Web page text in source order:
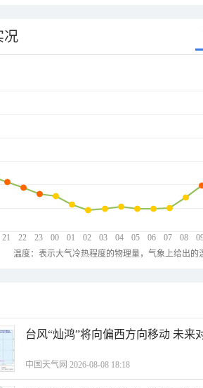
况
21 22 23 00 01 02 03 04 05 06 07 08
温度：表示大气冷热程度的物理量，气象上给出
台风“灿鸿”将向偏西方向移动 未来
中国天气网 2026-08-08 18:18